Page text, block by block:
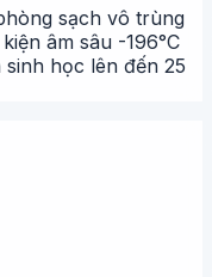
sạch vô trùng
âm sâu -196°C
học lên đến 25